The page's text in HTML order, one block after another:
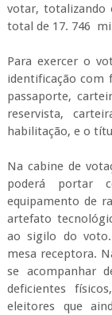
votar, totalizando
total de 17. 746
Para exercer o
identificação com
passaporte,
reservista,
habilitação, e o
Na cabine de
poderá portar
equipamento de
artefato
ao sigilo do
mesa receptora.
se acompanhar
deficientes
eleitores que